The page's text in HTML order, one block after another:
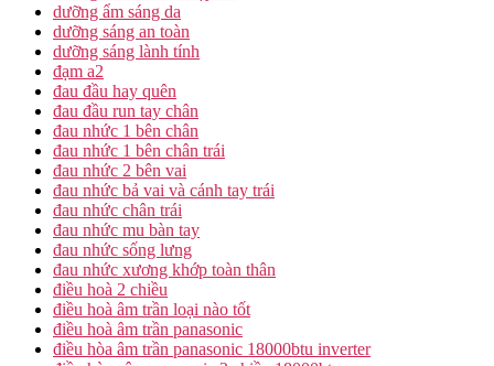
dưỡng ẩm sáng da
dưỡng sáng an toàn
dưỡng sáng lành tính
đạm a2
đau đầu hay quên
đau đầu run tay chân
đau nhức 1 bên chân
đau nhức 1 bên chân trái
đau nhức 2 bên vai
đau nhức bả vai và cánh tay trái
đau nhức chân trái
đau nhức mu bàn tay
đau nhức sống lưng
đau nhức xương khớp toàn thân
điều hoà 2 chiều
điều hoà âm trần loại nào tốt
điều hoà âm trần panasonic
điều hòa âm trần panasonic 18000btu inverter